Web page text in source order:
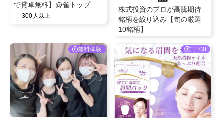
で貸卓無料】@雀トップ梅
田店
300人以上
株式投資のプロが高騰期待
銘柄を絞り込み【旬の厳選
10銘柄】
無料体験 1,100